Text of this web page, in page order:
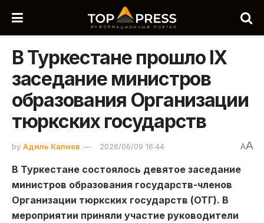
В Туркестане прошло ІХ
заседание министров
образования Организации
тюркских государств
by Адиль Калиев 2026/06/09 16:44 AA
В Туркестане состоялось девятое заседание
министров образования государств-членов
Организации тюркских государств (ОТГ). В
мероприятии приняли участие руководители